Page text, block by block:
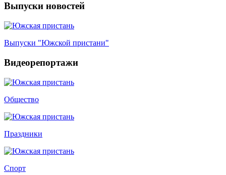
Выпуски новостей
Выпуски "Южской пристани"
Видеорепортажи
Общество
Праздники
Спорт